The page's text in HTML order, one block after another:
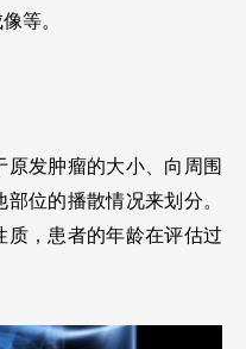
等。
发肿瘤的大小、向周围
位的播散情况来划分。
质，患者的年龄在评估过